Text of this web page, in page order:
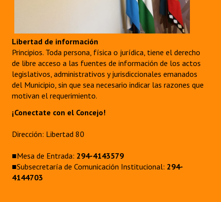
Libertad de información
Principios. Toda persona, física o jurídica, tiene el derecho
de libre acceso a las fuentes de información de los actos
legislativos, administrativos y jurisdiccionales emanados
del Municipio, sin que sea necesario indicar las razones que
motivan el requerimiento.
¡Conectate con el Concejo!
Dirección: Libertad 80
■Mesa de Entrada: 294-4143579
■Subsecretaría de Comunicación Institucional: 294-
4144703